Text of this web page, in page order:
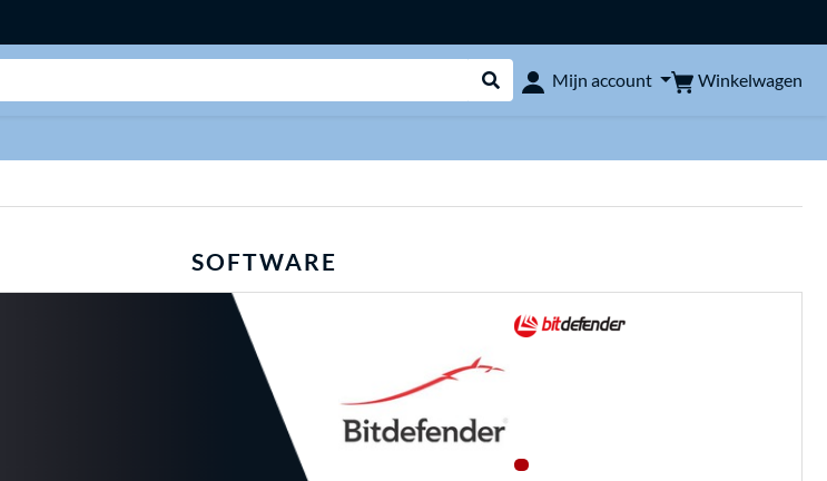
Webshop doorzoeken
Mijn account Winkelwagen
SOFTWARE